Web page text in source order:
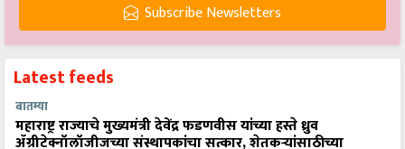
Subscribe Newsletters
Latest feeds
बातम्या
महाराष्ट्र राज्याचे मुख्यमंत्री देवेंद्र फडणवीस यांच्या हस्ते ध्रुव
ॲग्रीटेक्नॉलॉजीजच्या संस्थापकांचा सत्कार, शेतकऱ्यांसाठीच्या